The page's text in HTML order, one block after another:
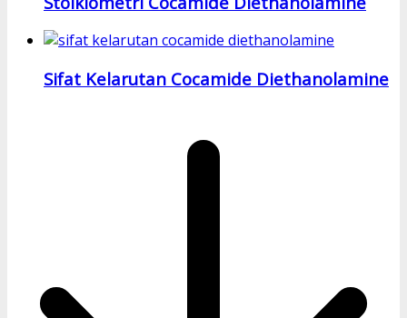
Sifat Kelarutan Cocamide Diethanolamine